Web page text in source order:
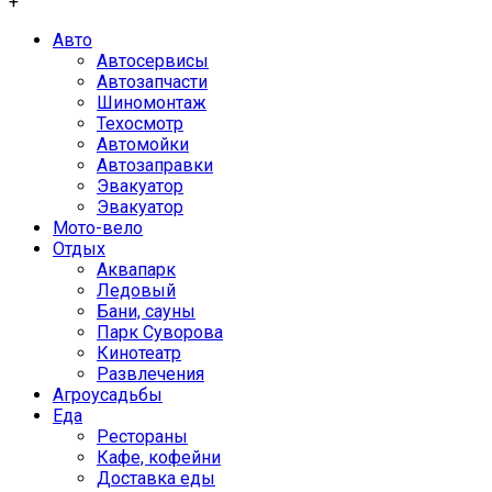
Авто
Автосервисы
Автозапчасти
Шиномонтаж
Техосмотр
Автомойки
Автозаправки
Эвакуатор
Эвакуатор
Мото-вело
Отдых
Аквапарк
Ледовый
Бани, сауны
Парк Суворова
Кинотеатр
Развлечения
Агроусадьбы
Еда
Рестораны
Кафе, кофейни
Доставка еды